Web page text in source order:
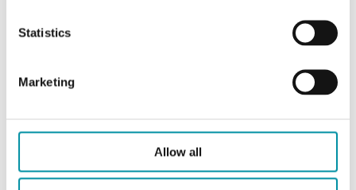
Statistics
Marketing
Allow all
Caratteristiche di Honeywell-V186a